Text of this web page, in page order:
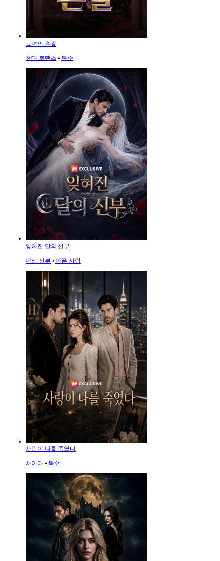
그녀의 손길
현대 로맨스 ⦁ 복수
잊혀진 달의 신부
대리 신부 ⦁ 아픈 사랑
사랑이 나를 죽였다
사이다 ⦁ 복수